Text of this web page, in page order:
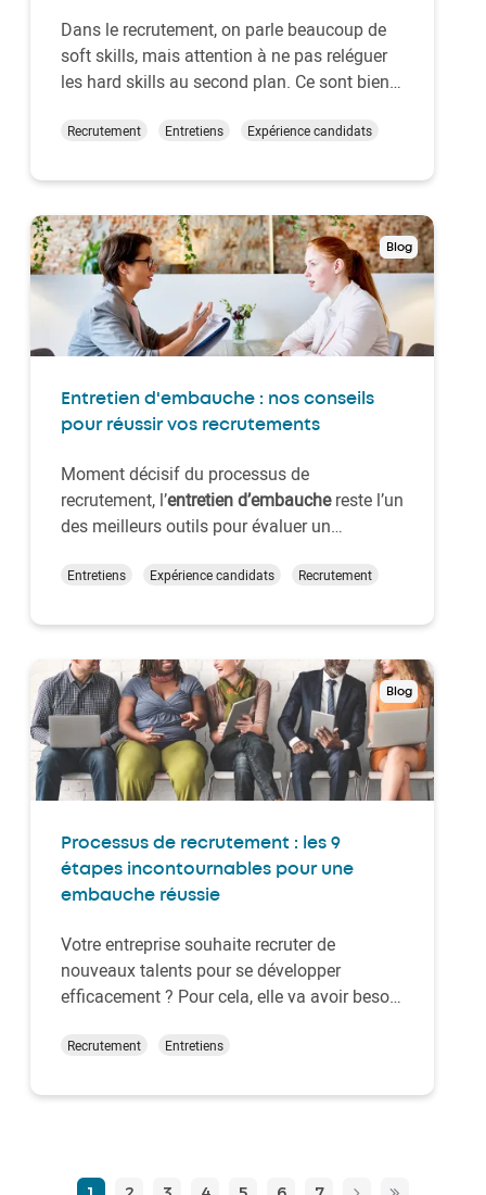
Dans le recrutement, on parle beaucoup de
soft skills, mais attention à ne pas reléguer
les hard skills au second plan. Ce sont bien
permettent de savoir si un candidat peut
Quels sont les hard skills les plus
demandées…
Recrutement Entretiens Expérience candidats
Blog
Entretien d'embauche : nos conseils
pour réussir vos recrutements
Moment décisif du processus de
recrutement, l’entretien d’embauchereste l’un
des meilleurs outils pour évaluer un
la définition des critères à la conduite de
garantir un processus à la foisstructuré,
équitable et ef…
Entretiens Expérience candidats Recrutement
Blog
Processus de recrutement : les 9
étapes incontournables pour une
embauche réussie
Votre entreprise souhaite recruter de
nouveaux talents pour se développer
efficacement ? Pour cela, elle va avoir besoin
recrutement efficace et ciblé. Dans cet
suivre pour un processus de recrutement
Recrutement Entretiens